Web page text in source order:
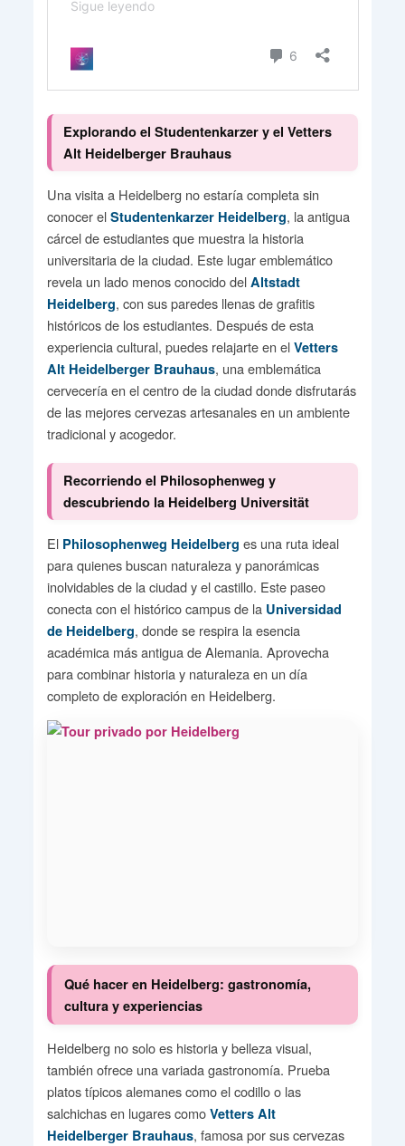
Explorando el Studentenkarzer y el Vetters
Alt Heidelberger Brauhaus
Una visita a Heidelberg no estaría completa sin
conocer el Studentenkarzer Heidelberg, la antigua
cárcel de estudiantes que muestra la historia
universitaria de la ciudad. Este lugar emblemático
revela un lado menos conocido del Altstadt
Heidelberg, con sus paredes llenas de grafitis
históricos de los estudiantes. Después de esta
experiencia cultural, puedes relajarte en el Vetters
Alt Heidelberger Brauhaus, una emblemática
cervecería en el centro de la ciudad donde disfrutarás
de las mejores cervezas artesanales en un ambiente
tradicional y acogedor.
Recorriendo el Philosophenweg y
descubriendo la Heidelberg Universität
El Philosophenweg Heidelberg es una ruta ideal
para quienes buscan naturaleza y panorámicas
inolvidables de la ciudad y el castillo. Este paseo
conecta con el histórico campus de la Universidad
de Heidelberg, donde se respira la esencia
académica más antigua de Alemania. Aprovecha
para combinar historia y naturaleza en un día
completo de exploración en Heidelberg.
Qué hacer en Heidelberg: gastronomía,
cultura y experiencias
Heidelberg no solo es historia y belleza visual,
también ofrece una variada gastronomía. Prueba
platos típicos alemanes como el codillo o las
salchichas en lugares como Vetters Alt
Heidelberger Brauhaus, famosa por sus cervezas